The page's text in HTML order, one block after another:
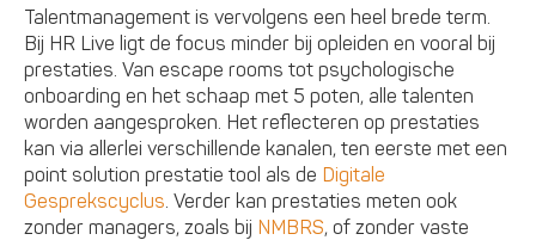
Talentmanagement is vervolgens een heel brede term.
Bij HR Live ligt de focus minder bij opleiden en vooral bij
prestaties. Van escape rooms tot psychologische
onboarding en het schaap met 5 poten, alle talenten
worden aangesproken. Het reflecteren op prestaties
kan via allerlei verschillende kanalen, ten eerste met een
point solution prestatie tool als de Digitale
Gesprekscyclus. Verder kan prestaties meten ook
zonder managers, zoals bij NMBRS, of zonder vaste